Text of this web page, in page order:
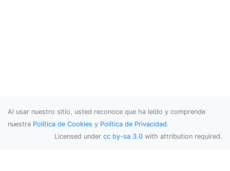
Al usar nuestro sitio, usted reconoce que ha leído y comprende
nuestra Política de Cookies y Política de Privacidad.
Licensed under cc by-sa 3.0 with attribution required.